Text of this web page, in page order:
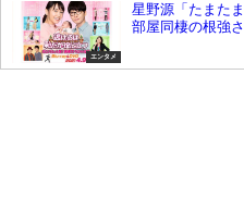
エンタメ
星野源「たまた
部屋同棲の根強さ